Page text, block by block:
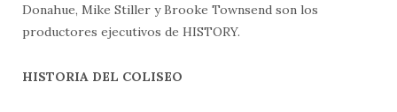
Donahue, Mike Stiller y Brooke Townsend son los
productores ejecutivos de HISTORY.
HISTORIA DEL COLISEO